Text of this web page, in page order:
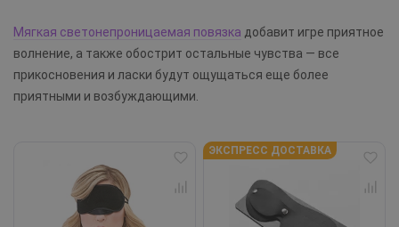
Мягкая светонепроницаемая повязка добавит игре приятное
волнение, а также обострит остальные чувства — все
прикосновения и ласки будут ощущаться еще более
приятными и возбуждающими.
ЭКСПРЕСС ДОСТАВКА